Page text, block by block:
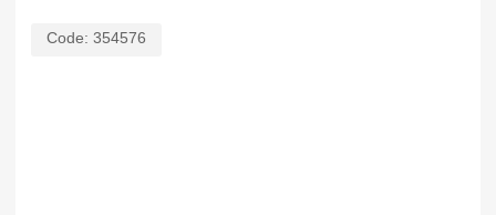
Code: 354576